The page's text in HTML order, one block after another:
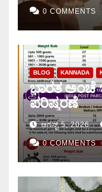
0 COMMENTS
BLOG KANNADA
ಭಾರತ ಅಂಚೆ
ಪರಿಷ್ಕರಣೆ
ಆಗಸ್ಟ್ 5, 2026
0 COMMENTS